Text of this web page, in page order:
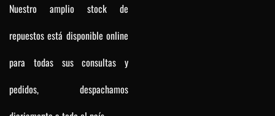
Nuestro amplio stock de
repuestos está disponible online
para todas sus consultas y
pedidos, despachamos